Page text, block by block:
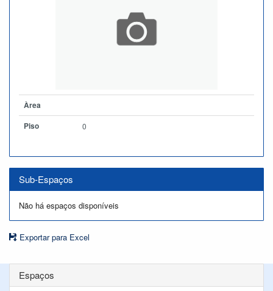
Àrea
Piso
0
Sub-Espaços
Não há espaços disponíveis
Exportar para Excel
Espaços